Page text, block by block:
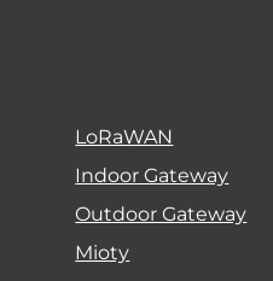
LoRaWAN
Indoor Gateway
Outdoor Gateway
Mioty